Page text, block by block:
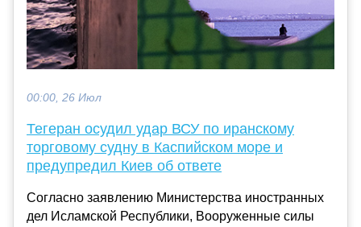
00:00, 26 Июл
Тегеран осудил удар ВСУ по иранскому
торговому судну в Каспийском море и
предупредил Киев об ответе
Согласно заявлению Министерства иностранных
дел Исламской Республики, Вооруженные силы